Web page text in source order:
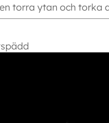
torra ytan och torka